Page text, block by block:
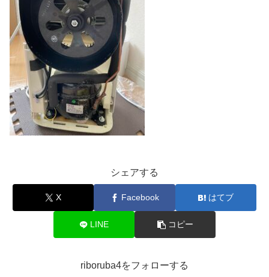
シェアする
X Facebook はてブ
LINE コピー
riboruba4をフォローする